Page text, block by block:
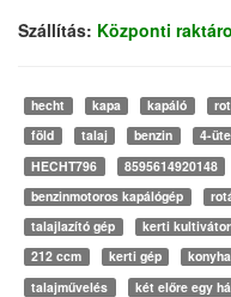
Szállítás: Központi
hecht kapa kapáló
föld
talaj benzin 4-
HECHT796
8595614920148
benzinmotoros kapálógép
talajlazító gép
kerti kultivátor
212 ccm
kerti gép
talajművelés
két előre egy